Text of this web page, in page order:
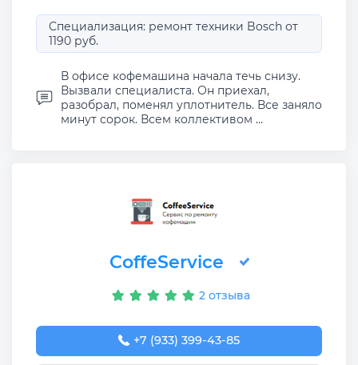
Специализация: ремонт техники Bosch от
1190 руб.
В офисе кофемашина начала течь снизу.
Вызвали специалиста. Он приехал,
разобрал, поменял уплотнитель. Все заняло
минут сорок. Всем коллективом ...
CoffeService
2 отзыва
+7 (933) 399-43-85